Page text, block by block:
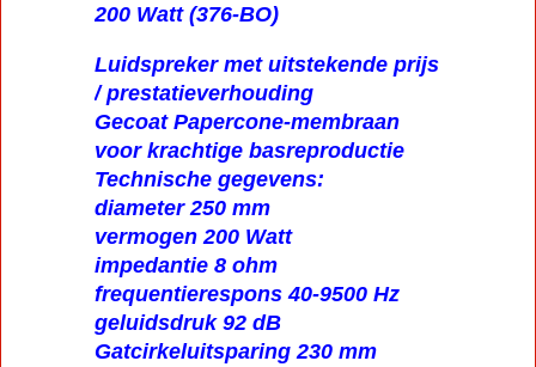
200 Watt (376-BO)
Luidspreker met uitstekende prijs
/ prestatieverhouding
Gecoat Papercone-membraan
voor krachtige basreproductie
Technische gegevens:
diameter 250 mm
vermogen 200 Watt
impedantie 8 ohm
frequentierespons 40-9500 Hz
geluidsdruk 92 dB
Gatcirkeluitsparing 230 mm